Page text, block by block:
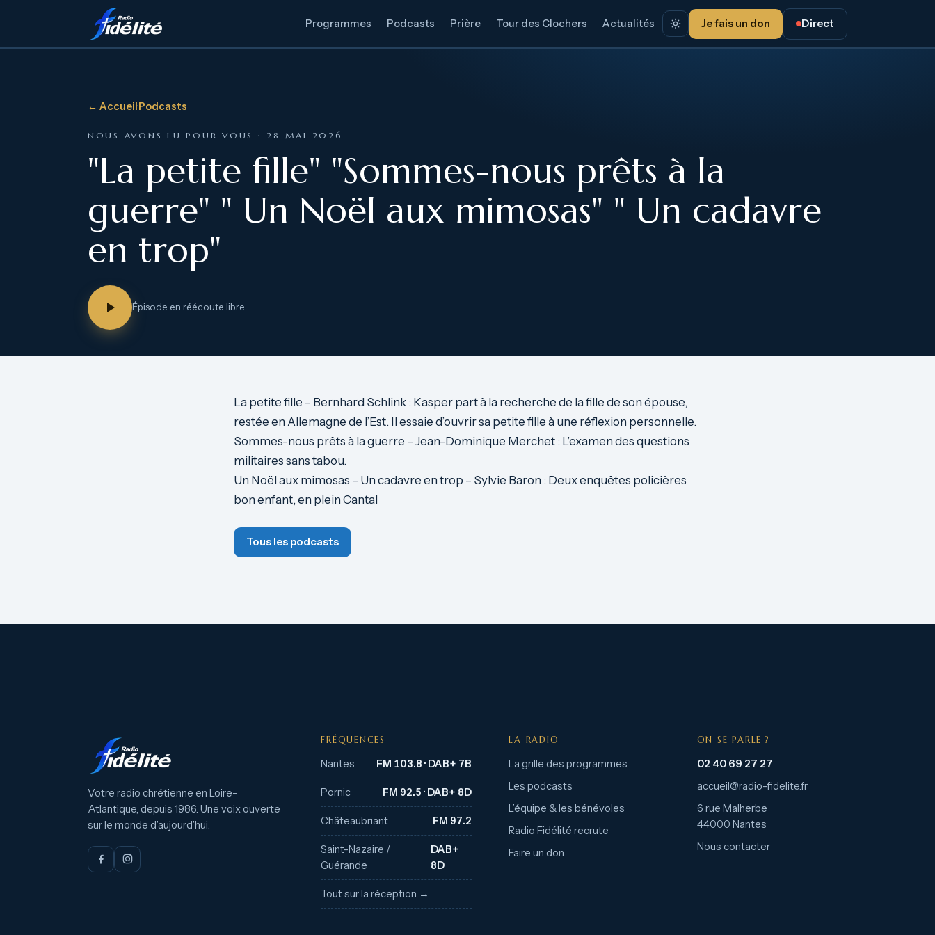
Programmes Podcasts Prière Tour des Clochers Actualités Je fais un don Direct
← Accueil·Podcasts
NOUS AVONS LU POUR VOUS · 28 MAI 2026
"La petite fille" "Sommes-nous prêts à la
guerre" " Un Noël aux mimosas" " Un cadavre
en trop"
Épisode en réécoute libre
La petite fille – Bernhard Schlink : Kasper part à la recherche de la fille de son épouse,
restée en Allemagne de l’Est. Il essaie d’ouvrir sa petite fille à une réflexion personnelle.
Sommes-nous prêts à la guerre – Jean-Dominique Merchet : L’examen des questions
militaires sans tabou.
Un Noël aux mimosas – Un cadavre en trop – Sylvie Baron : Deux enquêtes policières
bon enfant, en plein Cantal
Tous les podcasts
Votre radio chrétienne en Loire-
Atlantique, depuis 1986. Une voix ouverte
sur le monde d’aujourd’hui.
FRÉQUENCES
Nantes FM 103.8 · DAB+ 7B
Pornic FM 92.5 · DAB+ 8D
Châteaubriant FM 97.2
Saint-Nazaire /
Guérande
DAB+
8D
Tout sur la réception →
LA RADIO
La grille des programmes
Les podcasts
L’équipe & les bénévoles
Radio Fidélité recrute
Faire un don
ON SE PARLE ?
02 40 69 27 27
accueil@radio-fidelite.fr
6 rue Malherbe
44000 Nantes
Nous contacter